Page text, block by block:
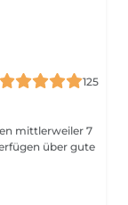
125
mittlerweiler 7
über gute